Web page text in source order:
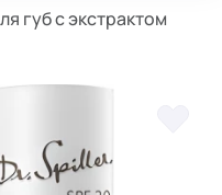
губ с экстрактом